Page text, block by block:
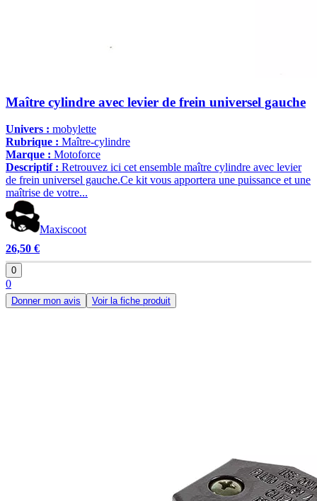
Maître cylindre avec levier de frein universel gauche
Univers : mobylette
Rubrique : Maître-cylindre
Marque : Motoforce
Descriptif : Retrouvez ici cet ensemble maître cylindre avec levier
de frein universel gauche.Ce kit vous apportera une puissance et une
maîtrise de votre...
Maxiscoot
26,50 €
0
0
Donner mon avis Voir la fiche produit